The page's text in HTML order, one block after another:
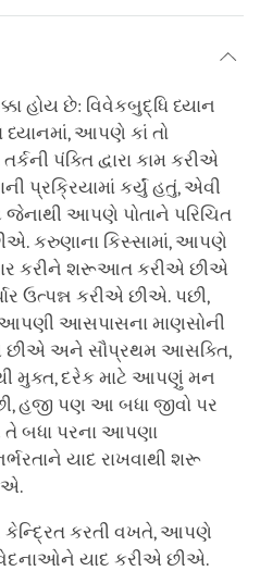
હોય છે: વિવેકબુદ્ધિ ધ્યાન
ધ્યાનમાં, આપણે કાં તો
પંક્તિ દ્વારા કામ કરીએ
પ્રક્રિયામાં કર્યું હતું, એવી
જેનાથી આપણે પોતાને પરિચિત
કરુણાના કિસ્સામાં, આપણે
કરીને શરૂઆત કરીએ છીએ
ઉત્પન્ન કરીએ છીએ. પછી,
આસપાસના માણસોની
છીએ અને સૌપ્રથમ આસક્તિ,
મુક્ત, દરેક માટે આપણું મન
હજી પણ આ બધા જીવો પર
તે બધા પરના આપણા
યાદ રાખવાથી શરૂ
કેન્દ્રિત કરતી વખતે, આપણે
વેદનાઓને યાદ કરીએ છીએ.